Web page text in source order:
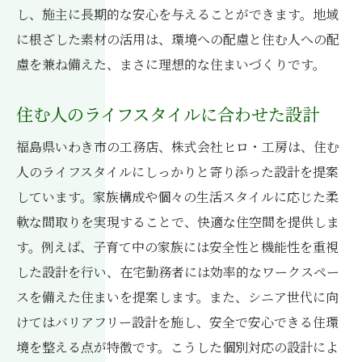
し、施主に長期的な安心を与えることができます。地域
に根ざした素材の活用は、環境への配慮と住む人への配
慮を兼ね備えた、まさに理想的な住まいづくりです。
住む人のライフスタイルに合わせた設計
福島県いわき市の工務店、株式会社ヒロ・工房は、住む
人のライフスタイルにしっかりと寄り添った設計を提案
しています。家族構成や個々の生活スタイルに応じた柔
軟な間取りを実現することで、快適な住空間を提供しま
す。例えば、子育て中の家族には安全性と機能性を重視
した設計を行い、在宅勤務者には効率的なワークスペー
スを備えた住まいを提案します。また、シニア世代に向
けてはバリアフリー設計を施し、安全で安心できる住環
境を整える点が特徴です。こうした個別対応の設計によ